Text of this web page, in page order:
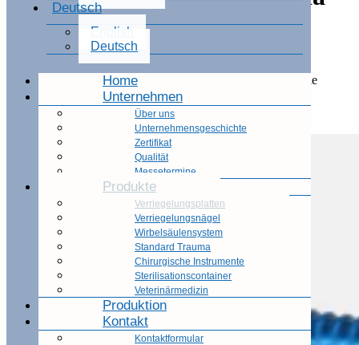
Deutsch
English
Deutsch
Home
Unternehmen
Über uns
Unternehmensgeschichte
Zertifikat
Qualität
Messetermine
Produkte
Verriegelungsplatten
Verriegelungsnägel
Wirbelsäulensystem
Standard Trauma
Chirurgische Instrumente
Sterilisationscontainer
Veterinärmedizin
Produktion
Kontakt
Kontaktformular
Platten
Implantatkits für Frakturbehandlungen, Schrauben,
Einweginstrumentensatz, Distale Radiusplatten, Distale
Fibulaplatten
Katalog anfordern